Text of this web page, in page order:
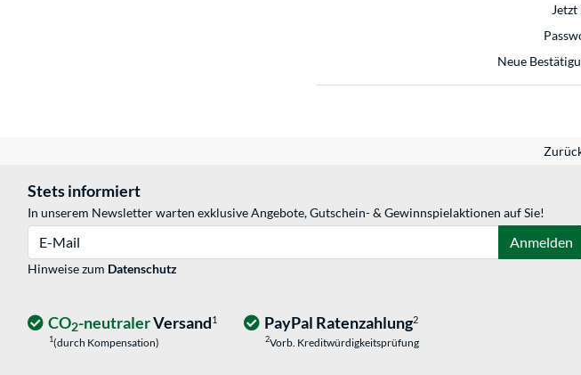
Neue
Stets informiert
In unserem Newsletter warten exklusive Angebote, Gutschein- & Gewinnspielaktionen auf Sie!
Anmelden
Hinweise zum Datenschutz
CO2-neutralerVersand1
1(durch Kompensation)
PayPal Ratenzahlung2
2Vorb. Kreditwürdigkeitsprüfung